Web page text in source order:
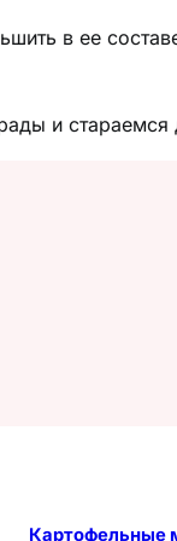
в ее
и стараемся
Картофельные